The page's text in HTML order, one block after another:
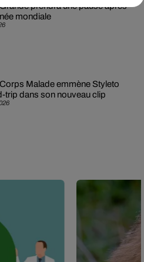
prendra une pause après
mondiale
Malade emmène Styleto
trip dans son nouveau clip